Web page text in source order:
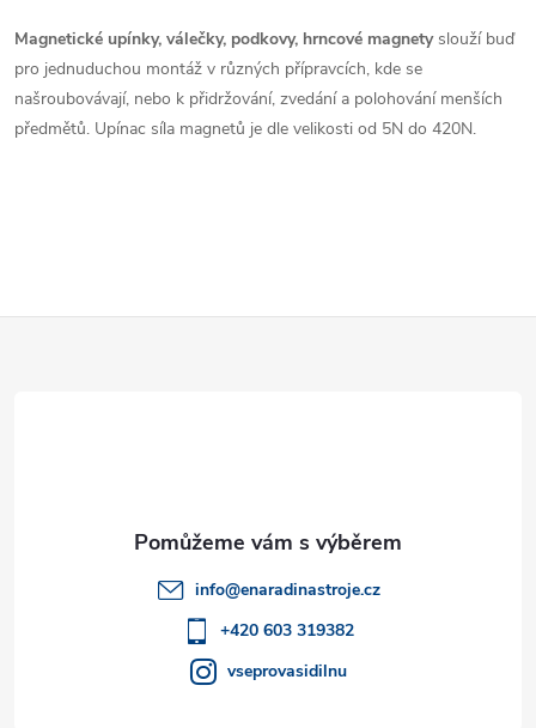
d
a
c
v
á
n
k
o
Magnetické upínky, válečky, podkovy, hrncové magnetyslouží buď
pro jednuduchou montáž v různých přípravcích, kde se
našroubovávají, nebo k přidržování, zvedání a polohování menších
předmětů. Upínac síla magnetů je dle velikosti od 5N do 420N.
info@enaradinastroje.cz
+420 603 319382
vseprovasidilnu